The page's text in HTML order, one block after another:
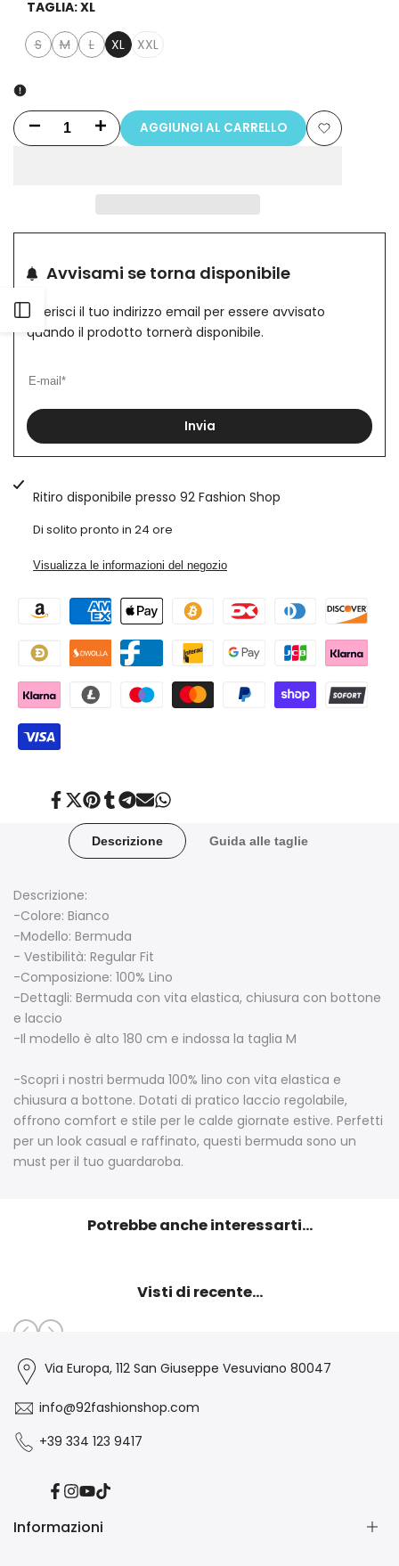
Apri
TAGLIA:XL
Variante
S
Variante
M
Variante
L XL XXL
Riduci
In
Elastico
Bottone
Art.
Bm122
Aumenta
quantità
In
Bottone
Art.
Bm122
AGGIUNGI AL CARRELLO
Aggiungi
Avvisami se torna disponibile
Inserisci il tuo indirizzo email per essere avvisato
quando il prodotto tornerà disponibile.
Invia
Ritiro disponibile presso 92 Fashion Shop
Di solito pronto in 24 ore
Visualizza le informazioni del negozio
Condividi
Facebook
Twitta
Twitter
Aggiungi
Pinterest
Condividi
Tumblr
Condividi
Telegram
Invia
posta
Condividi
Whatsapp
Descrizione Guida alle taglie
Descrizione:
-Colore: Bianco
-Modello: Bermuda
- Vestibilità: Regular Fit
-Composizione: 100% Lino
-Dettagli: Bermuda con vita elastica, chiusura con bottone
e laccio
-Il modello è alto 180 cm e indossa la taglia M
-Scopri i nostri bermuda 100% lino con vita elastica e
chiusura a bottone. Dotati di pratico laccio regolabile,
offrono comfort e stile per le calde giornate estive. Perfetti
per un look casual e raffinato, questi bermuda sono un
must per il tuo guardaroba.
Potrebbe anche interessarti...
Visti di recente...
Via Europa, 112 San Giuseppe Vesuviano 80047
info@92fashionshop.com
+39 334 123 9417
Facebook
Instagram
YouTube
TikTok
Informazioni